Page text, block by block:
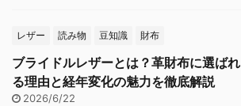
レザー 読み物 豆知識 財布
ブライドルレザーとは？革財布に選ばれ
る理由と経年変化の魅力を徹底解説
2026/6/22